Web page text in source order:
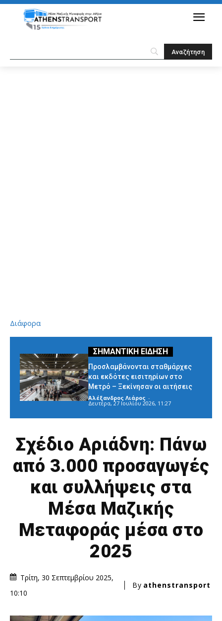
Διάφορα
Προσλαμβάνονται σταθμάρχες
και εκδότες εισιτηρίων στο
Μετρό – Ξεκίνησαν οι αιτήσεις
Αλέξανδρος Λιάρος -
Δευτέρα, 27 Ιουλίου 2026, 11:27
Σχέδιο Αριάδνη: Πάνω
από 3.000 προσαγωγές
και συλλήψεις στα
Μέσα Μαζικής
Μεταφοράς μέσα στο
2025
Τρίτη, 30 Σεπτεμβρίου 2025,
10:10
By athenstransport